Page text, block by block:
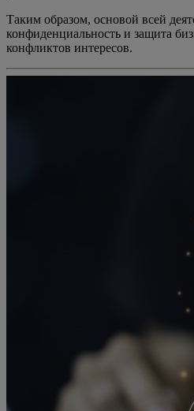
Таким образом, основой всей
конфиденциальность и защита
конфликтов интересов.